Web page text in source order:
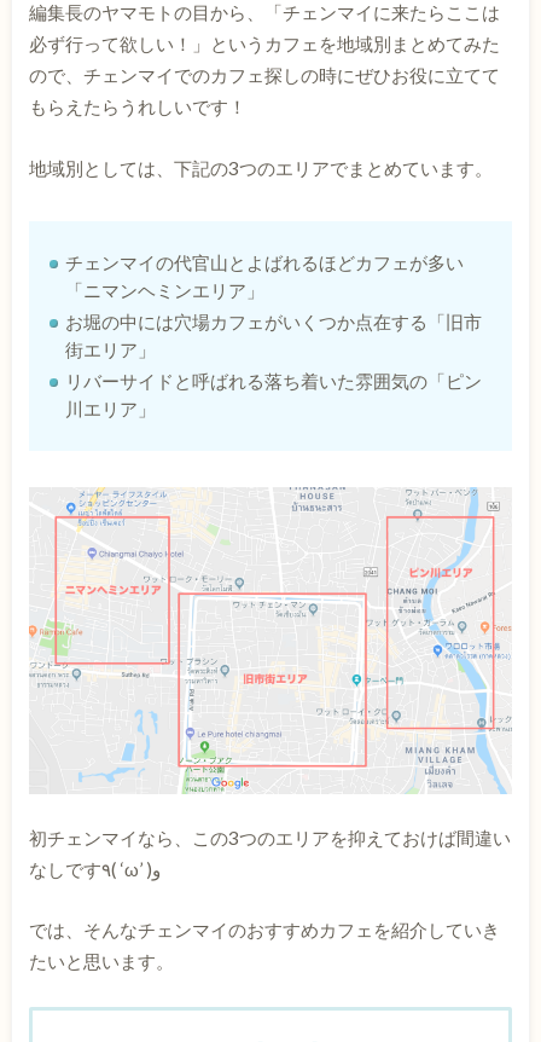
編集長のヤマモトの目から、「チェンマイに来たらここは
必ず行って欲しい！」というカフェを地域別まとめてみた
ので、チェンマイでのカフェ探しの時にぜひお役に立てて
もらえたらうれしいです！
地域別としては、下記の3つのエリアでまとめています。
チェンマイの代官山とよばれるほどカフェが多い
「ニマンヘミンエリア」
お堀の中には穴場カフェがいくつか点在する「旧市
街エリア」
リバーサイドと呼ばれる落ち着いた雰囲気の「ピン
川エリア」
初チェンマイなら、この3つのエリアを抑えておけば間違い
なしです٩( ‘ω’ )و
では、そんなチェンマイのおすすめカフェを紹介していき
たいと思います。